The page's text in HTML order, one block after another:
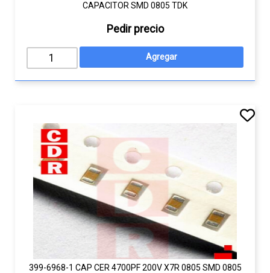
CAPACITOR SMD 0805 TDK
Pedir precio
399-6968-1 CAP CER 4700PF 200V X7R 0805 SMD 0805